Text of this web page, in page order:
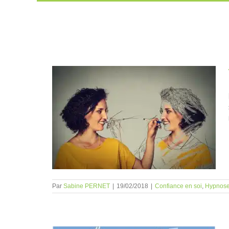
Par Sabine PERNET 19/02/2018 Confiance en soi, Hypnose